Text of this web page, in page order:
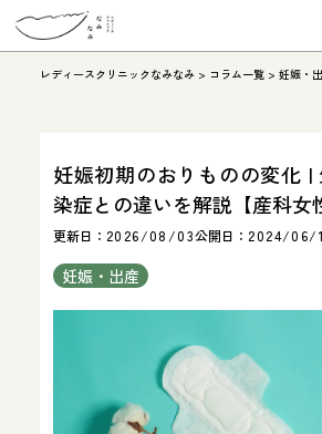
レディースクリニックなみなみ> コラム一覧> 妊娠・
妊娠初期のおりものの変化 |
染症との違いを解説【産科女
更新日： 2026/08/03公開日： 2024/06/
妊娠・出産